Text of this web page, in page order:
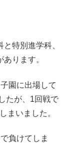
特別進学科、
ります。
園に出場して
たが、1回戦で
まいました。
負けてしま